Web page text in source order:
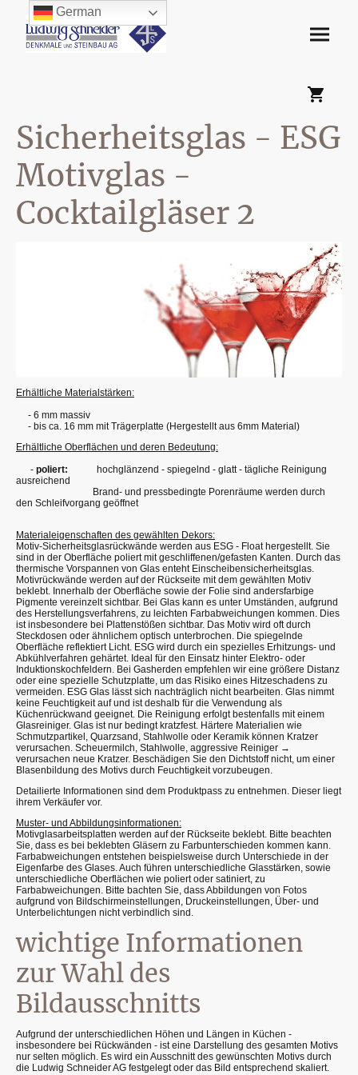
Sicherheitsglas - ESG
Motivglas -
Cocktailgläser 2
Erhältliche Materialstärken:
- 6 mm massiv
- bis ca. 16 mm mit Trägerplatte (Hergestellt aus 6mm Material)
Erhältliche Oberflächen und deren Bedeutung:
- poliert:
hochglänzend - spiegelnd - glatt - tägliche Reinigung
ausreichend
Brand- und pressbedingte Porenräume werden durch
den Schleifvorgang geöffnet
Materialeigenschaften des gewählten Dekors:
Motiv-Sicherheitsglasrückwände werden aus ESG - Float hergestellt. Sie
sind in der Oberfläche poliert mit geschliffenen/gefasten Kanten. Durch das
thermische Vorspannen von Glas enteht Einscheibensicherheitsglas.
Motivrückwände werden auf der Rückseite mit dem gewählten Motiv
beklebt. Innerhalb der Oberfläche sowie der Folie sind andersfarbige
Pigmente vereinzelt sichtbar. Bei Glas kann es unter Umständen, aufgrund
des Herstellungsverfahrens, zu leichten Farbabweichungen kommen. Dies
ist insbesondere bei Plattenstößen sichtbar. Das Motiv wird oft durch
Steckdosen oder ähnlichem optisch unterbrochen. Die spiegelnde
Oberfläche reflektiert Licht. ESG wird durch ein spezielles Erhitzungs- und
Abkühlverfahren gehärtet. Ideal für den Einsatz hinter Elektro- oder
Induktionskochfeldern. Bei Gasherden empfehlen wir eine größere Distanz
oder eine spezielle Schutzplatte, um das Risiko eines Hitzeschadens zu
vermeiden. ESG Glas lässt sich nachträglich nicht bearbeiten. Glas nimmt
keine Feuchtigkeit auf und ist deshalb für die Verwendung als
Küchenrückwand geeignet. Die Reinigung erfolgt bestenfalls mit einem
Glasreiniger. Glas ist nur bedingt kratzfest. Härtere Materialien wie
Schmutzpartikel, Quarzsand, Stahlwolle oder Keramik können Kratzer
verursachen. Scheuermilch, Stahlwolle, aggressive Reiniger →
verursachen neue Kratzer. Beschädigen Sie den Dichtstoff nicht, um einer
Blasenbildung des Motivs durch Feuchtigkeit vorzubeugen.
Detailierte Informationen sind dem Produktpass zu entnehmen. Dieser liegt
ihrem Verkäufer vor.
Muster- und Abbildungsinformationen:
Motivglasarbeitsplatten werden auf der Rückseite beklebt. Bitte beachten
Sie, dass es bei beklebten Gläsern zu Farbunterschieden kommen kann.
Farbabweichungen entstehen beispielsweise durch Unterschiede in der
Eigenfarbe des Glases. Auch führen unterschiedliche Glasstärken, sowie
unterschiedliche Oberflächen wie poliert oder satiniert, zu
Farbabweichungen. Bitte bachten Sie, dass Abbildungen von Fotos
aufgrund von Bildschirmeinstellungen, Druckeinstellungen, Über- und
Unterbelichtungen nicht verbindlich sind.
wichtige Informationen
zur Wahl des
Bildausschnitts
Aufgrund der unterschiedlichen Höhen und Längen in Küchen -
insbesondere bei Rückwänden - ist eine Darstellung des gesamten Motivs
nur selten möglich. Es wird ein Ausschnitt des gewünschten Motivs durch
die Ludwig Schneider AG festgelegt oder das Bild entsprechend skaliert.
German